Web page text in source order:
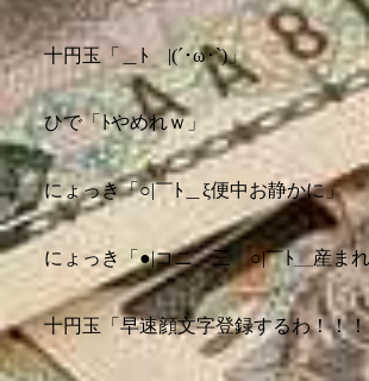
十円玉「＿ﾄ￣|(´･ω･`)」
ひで「ﾄやめれｗ」
にょっき「○|￣ﾄ＿ξ便中お静かに」
にょっき「●|コニ 三 ○|￣ﾄ＿産ま
十円玉「早速顔文字登録するわ！！